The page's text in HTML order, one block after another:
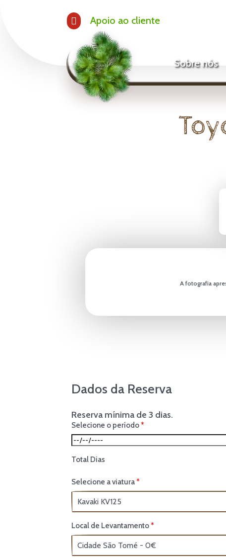
 Apoio ao cliente
Sobre nós
A fotografia
Dados da Reserva
Reserva mínima de 3 dias.
Selecione o período
Total Dias
Selecione a viatura
Local de Levantamento